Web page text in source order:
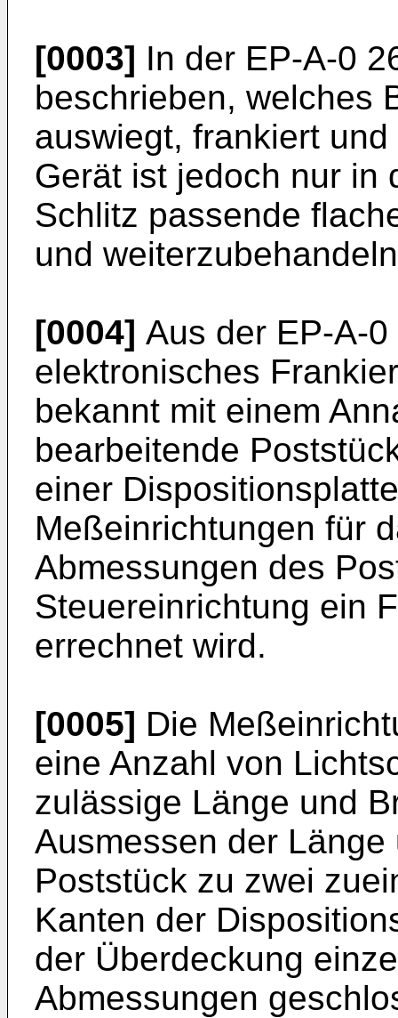
[0003] In der EP-A-0
beschrieben, welches
auswiegt, frankiert
Gerät ist jedoch nur in
Schlitz passende
und
[0004] Aus der EP-A-
elektronisches
bekannt mit einem
bearbeitende
einer
Meßeinrichtungen für
Abmessungen des
Steuereinrichtung ein
errechnet wird.
[0005] Die
eine Anzahl von
zulässige Länge und
Ausmessen der
Poststück zu zwei
Kanten der
der Überdeckung
Abmessungen